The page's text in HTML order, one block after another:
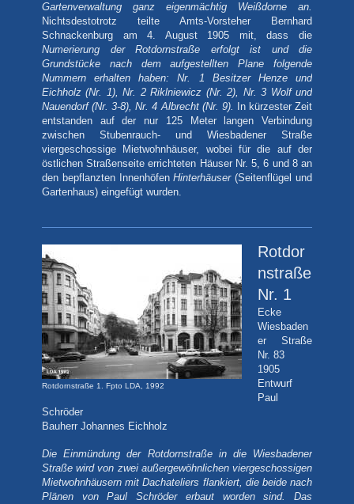
Gartenverwaltung ganz eigenmächtig Weißdorne an.
Nichtsdestotrotz teilte Amts-Vorsteher Bernhard
Schnackenburg am 4. August 1905 mit, dass die
Numerierung der Rotdornstraße erfolgt ist und die
Grundstücke nach dem aufgestellten Plane folgende
Nummern erhalten haben: Nr. 1 Besitzer Henze und
Eichholz (Nr. 1), Nr. 2 Riklniewicz (Nr. 2), Nr. 3 Wolf und
Nauendorf (Nr. 3-8), Nr. 4 Albrecht (Nr. 9).
In kürzester Zeit
entstanden auf der nur 125 Meter langen Verbindung
zwischen Stubenrauch- und Wiesbadener Straße
viergeschossige Mietwohnhäuser, wobei für die auf der
östlichen Straßenseite errichteten Häuser Nr. 5, 6 und 8 an
den bepflanzten InnenhöfenHinterhäuser(Seitenflügel und
Gartenhaus) eingefügt wurden.
Rotdornstraße 1. Fpto LDA, 1992
Rotdor
nstraße
Nr. 1
Ecke
Wiesbaden
er Straße
Nr. 83
1905
Entwurf
Paul
Schröder
Bauherr Johannes Eichholz
Die Einmündung der Rotdornstraße in die Wiesbadener
Straße wird von zwei außergewöhnlichen viergeschossigen
Mietwohnhäusern mit Dachateliers flankiert, die beide nach
Plänen von Paul Schröder erbaut worden sind. Das